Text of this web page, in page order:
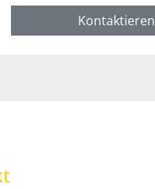
Kontaktieren